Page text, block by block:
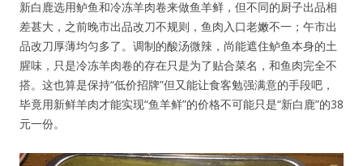
新白鹿选用鲈鱼和冷冻羊肉卷来做鱼羊鲜，但不同的厨子出品相
差甚大，之前晚市出品改刀不规则，鱼肉入口老嫩不一；午市出
品改刀厚薄均匀多了。调制的酸汤微辣，尚能遮住鲈鱼本身的土
腥味，只是冷冻羊肉卷的存在只是为了贴合菜名，和鱼肉完全不
搭。这也算是保持“低价招牌”但又能让食客勉强满意的手段吧，
毕竟用新鲜羊肉才能实现“鱼羊鲜”的价格不可能只是“新白鹿”的38
元一份。